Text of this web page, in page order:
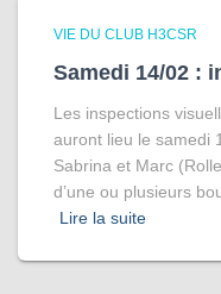
VIE DU CLUB H3CSR
Samedi 14/02 :
Les inspections
auront lieu le samedi
Sabrina et Marc
d’une ou plusieurs
Lire la suite